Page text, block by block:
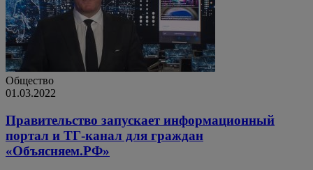
Общество
01.03.2022
Правительство запускает информационный
портал и ТГ-канал для граждан
«Объясняем.РФ»